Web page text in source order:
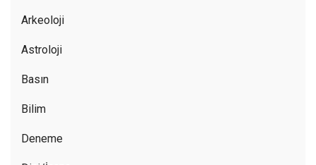
Arkeoloji
Astroloji
Basın
Bilim
Deneme